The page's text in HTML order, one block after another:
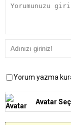
Yorum yazma
Avatar Seç